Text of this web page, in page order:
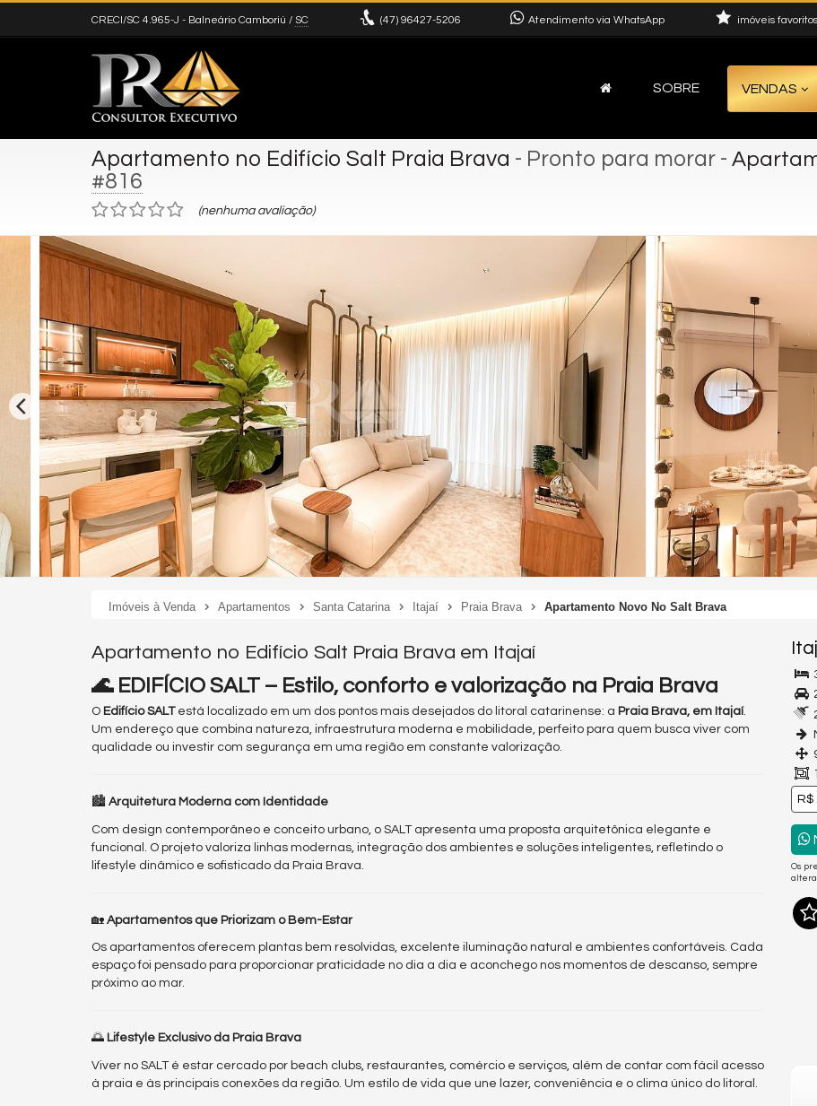
CRECI/SC 4.965-J - Balneário Camboriú / SC (47) 96427-5206 Atendimento via WhatsApp imóveis favoritos
SOBRE VENDAS
Apartamento no Edifício Salt Praia Brava - Pronto para morar -
#816
(nenhuma avaliação)
Imóveis à Venda Apartamentos Santa Catarina Itajaí Praia Brava Apartamento Novo No Salt Brava
Apartamento no Edifício Salt Praia Brava em Itajaí
🌊 EDIFÍCIO SALT – Estilo, conforto e valorização na Praia Brava
O Edifício SALTestá localizado em um dos pontos mais desejados do litoral catarinense: a Praia Brava, em Itajaí.
Um endereço que combina natureza, infraestrutura moderna e mobilidade, perfeito para quem busca viver com
qualidade ou investir com segurança em uma região em constante valorização.
🏙️ Arquitetura Moderna com Identidade
Com design contemporâneo e conceito urbano, o SALT apresenta uma proposta arquitetônica elegante e
funcional. O projeto valoriza linhas modernas, integração dos ambientes e soluções inteligentes, refletindo o
lifestyle dinâmico e sofisticado da Praia Brava.
🏡 Apartamentos que Priorizam o Bem-Estar
Os apartamentos oferecem plantas bem resolvidas, excelente iluminação natural e ambientes confortáveis. Cada
espaço foi pensado para proporcionar praticidade no dia a dia e aconchego nos momentos de descanso, sempre
próximo ao mar.
🌅 Lifestyle Exclusivo da Praia Brava
Viver no SALT é estar cercado por beach clubs, restaurantes, comércio e serviços, além de contar com fácil acesso
à praia e às principais conexões da região. Um estilo de vida que une lazer, conveniência e o clima único do litoral.
R$
Os